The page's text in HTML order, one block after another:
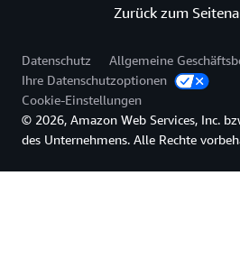
Zurück zum
Datenschutz
Allgemeine
Ihre Datenschutzoptionen
Cookie-Einstellungen
© 2026, Amazon Web Services, Inc.
des Unternehmens. Alle Rechte